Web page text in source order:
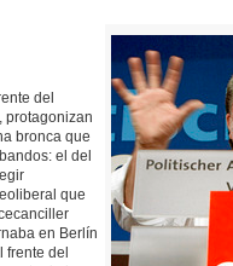
del
protagonizan
bronca que
el del
que
en Berlín
frente del